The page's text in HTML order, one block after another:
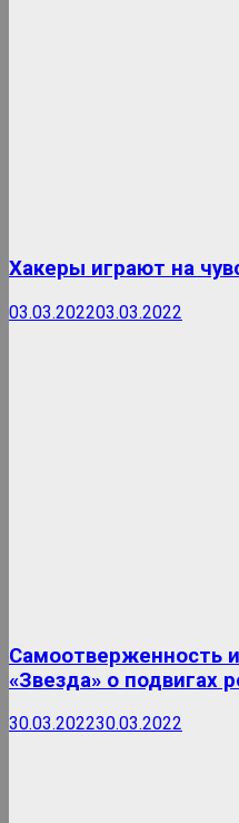
Хакеры играют на
03.03.202203.03.2022
Самоотверженность
«Звезда» о подвигах
30.03.202230.03.2022